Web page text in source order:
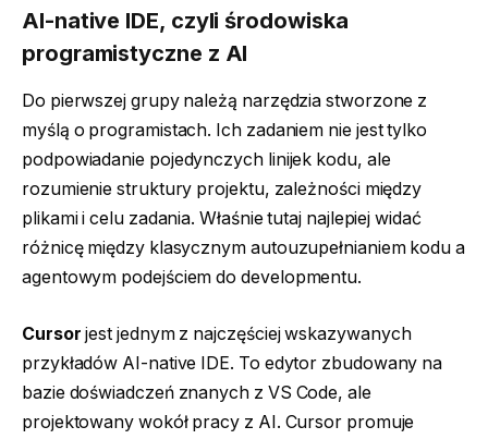
AI-native IDE, czyli środowiska
programistyczne z AI
Do pierwszej grupy należą narzędzia stworzone z
myślą o programistach. Ich zadaniem nie jest tylko
podpowiadanie pojedynczych linijek kodu, ale
rozumienie struktury projektu, zależności między
plikami i celu zadania. Właśnie tutaj najlepiej widać
różnicę między klasycznym autouzupełnianiem kodu a
agentowym podejściem do developmentu.
Cursor jest jednym z najczęściej wskazywanych
przykładów AI-native IDE. To edytor zbudowany na
bazie doświadczeń znanych z VS Code, ale
projektowany wokół pracy z AI. Cursor promuje